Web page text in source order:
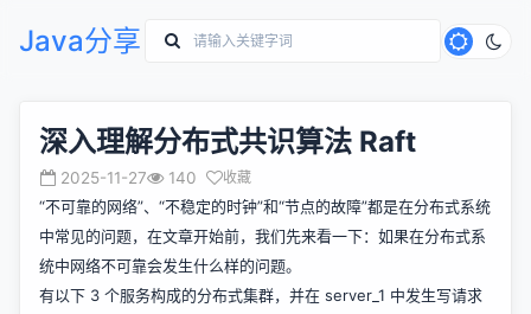
Java分享
深入理解分布式共识算法 Raft
2025-11-27 140 收藏
“不可靠的网络”、“不稳定的时钟”和“节点的故障”都是在分布式系统
中常见的问题，在文章开始前，我们先来看一下：如果在分布式系
统中网络不可靠会发生什么样的问题。
有以下 3 个服务构成的分布式集群，并在 server_1 中发生写请求